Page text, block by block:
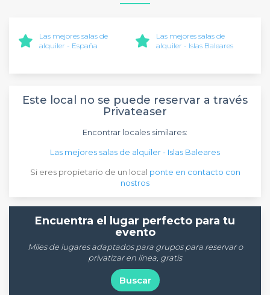
Las mejores salas de
alquiler - España
Las mejores salas de
alquiler - Islas Baleares
Este local no se puede reservar a través
Privateaser
Encontrar locales similares:
Las mejores salas de alquiler - Islas Baleares
Si eres propietario de un local ponte en contacto con
nostros
Encuentra el lugar perfecto para tu
evento
Miles de lugares adaptados para grupos para reservar o
privatizar en línea, gratis
Buscar